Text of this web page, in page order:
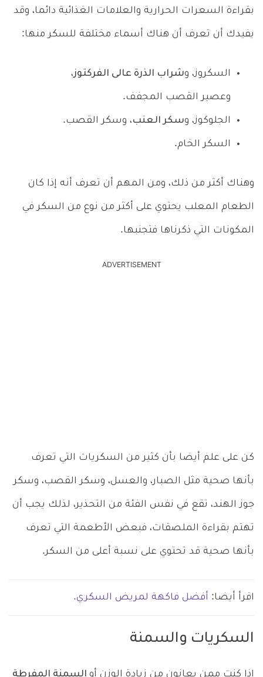
بقراءة السعرات الحرارية والعلامات الغذائية دائما، وقد
يفيدك أن تعرف أن هناك أسماء مختلفة للسكر منها:
السكروز، وشراب الذرة عالى الفركتوز،
وعصير القصب المجفف.
الجلوكوز، وسكر العنب، وسكر القصب.
السكر الخام.
وهناك أكثر من ذلك، ومن المهم أن تعرف أنه إذا كان
الطعام المعلب يحتوي على أكثر من نوع من السكر في
المكونات التي ذكرناها فتجنبها.
ADVERTISEMENT
كن على علم أيضا بأن كثير من السكريات التي تعرف
بأنها صحية مثل الصبار، والعسل، وسكر القصب، وسكر
جوز الهند، تقع في نفس الفئة من التحذير، لذلك يجب أن
تهتم بقراءة الملصقات، فبعض الأطعمة التي تعرف
بأنها صحية قد تحتوي على نسبة أعلى من السكر.
اقرأ أيضا: أفضل فاكهة لمريض السكري.
السكريات والسمنة
إذا كنت ممن يعانون من زيادة الوزن أو السمنة المفرطة